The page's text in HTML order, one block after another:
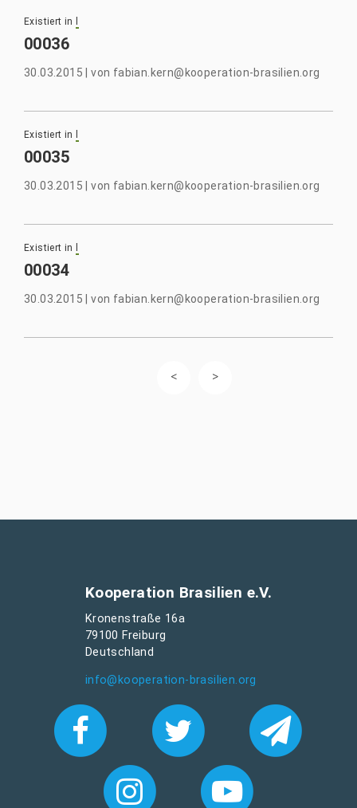
Existiert in
00036
30.03.2015 |von fabian.kern@kooperation-brasilien.org
Existiert in
00035
30.03.2015 |von fabian.kern@kooperation-brasilien.org
Existiert in
00034
30.03.2015 |von fabian.kern@kooperation-brasilien.org
Kooperation Brasilien e.V.
Kronenstraße 16a
79100 Freiburg
Deutschland
info@kooperation-brasilien.org